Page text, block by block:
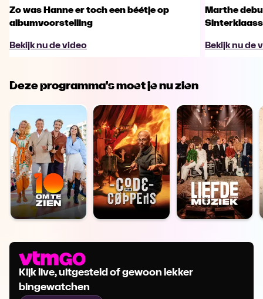
Zo was Hanne er toch een béétje op
albumvoorstelling
Bekijk nu de video
Marthe
Bekijk nu de
Deze programma's moet je nu zien
Kijk live, uitgesteld of gewoon lekker
bingewatchen